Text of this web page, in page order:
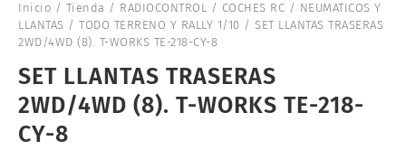
Inicio / Tienda / RADIOCONTROL / COCHES RC / NEUMATICOS Y
LLANTAS / TODO TERRENO Y RALLY 1/10 / SET LLANTAS TRASERAS
2WD/4WD (8). T-WORKS TE-218-CY-8
SET LLANTAS TRASERAS
2WD/4WD (8). T-WORKS TE-218-
CY-8